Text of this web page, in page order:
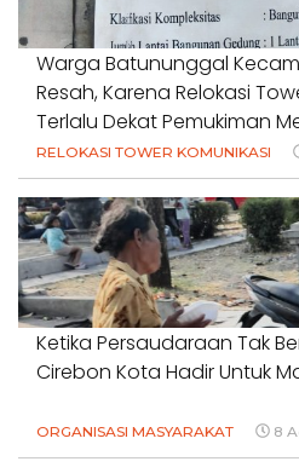
Warga Batununggal
Resah, Karena Relokasi
Terlalu Dekat Pemukiman
RELOKASI TOWER KOMUNIKASI
Ketika Persaudaraan Tak
Cirebon Kota Hadir Untuk
ORGANISASI MASYARAKAT 8